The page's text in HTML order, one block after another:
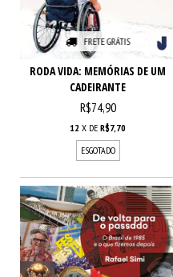
FRETE GRÁTIS
RODA VIDA: MEMÓRIAS DE UM
CADEIRANTE
R$74,90
12 X DE R$7,70
ESGOTADO